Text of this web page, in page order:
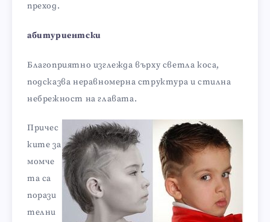
преход.
абитуриентски
Благоприятно изглежда върху светла коса,
подсказва неравномерна структура и стилна
небрежност на главата.
Причес
ките за
момче
та са
порази
телни